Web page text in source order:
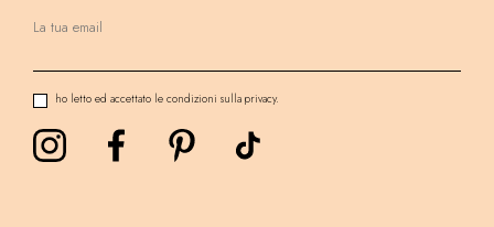
ho letto ed accettato le condizioni sulla privacy.